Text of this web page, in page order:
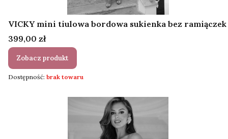
VICKY mini tiulowa bordowa sukienka bez ramiączek
Cena
399,00 zł
Zobacz produkt
Dostępność: brak towaru